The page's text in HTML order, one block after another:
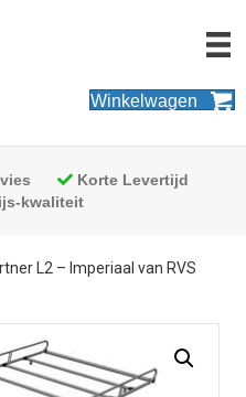
Winkelwagen
Korte Levertijd
kwaliteit
L2 – Imperiaal van RVS